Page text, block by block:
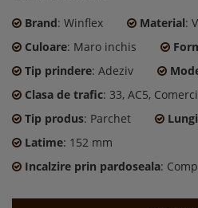
Brand: Winflex Material:
Culoare: Maro inchis
Tip prindere: Adeziv
Clasa de trafic: 33, AC5,
Tip produs: Parchet
Latime: 152 mm
Incalzire prin pardoseala: